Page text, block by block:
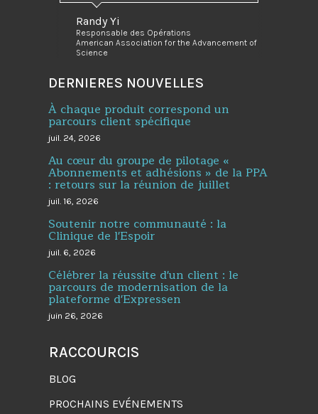
Randy Yi
Responsable des Opérations
American Association for the Advancement of
Science
DERNIERES NOUVELLES
À chaque produit correspond un
parcours client spécifique
juil. 24, 2026
Au cœur du groupe de pilotage «
Abonnements et adhésions » de la PPA
: retours sur la réunion de juillet
juil. 16, 2026
Soutenir notre communauté : la
Clinique de l'Espoir
juil. 6, 2026
Célébrer la réussite d'un client : le
parcours de modernisation de la
plateforme d'Expressen
juin 26, 2026
RACCOURCIS
BLOG
PROCHAINS EVÉNEMENTS